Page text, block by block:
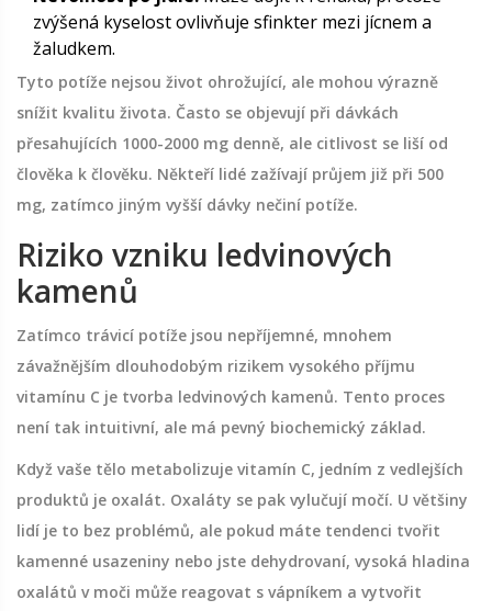
zvýšená kyselost ovlivňuje sfinkter mezi jícnem a
žaludkem.
Tyto potíže nejsou život ohrožující, ale mohou výrazně
snížit kvalitu života. Často se objevují při dávkách
přesahujících 1000-2000 mg denně, ale citlivost se liší od
člověka k člověku. Někteří lidé zažívají průjem již při 500
mg, zatímco jiným vyšší dávky nečiní potíže.
Riziko vzniku ledvinových
kamenů
Zatímco trávicí potíže jsou nepříjemné, mnohem
závažnějším dlouhodobým rizikem vysokého příjmu
vitamínu C je tvorba ledvinových kamenů. Tento proces
není tak intuitivní, ale má pevný biochemický základ.
Když vaše tělo metabolizuje vitamín C, jedním z vedlejších
produktů je oxalát. Oxaláty se pak vylučují močí. U většiny
lidí je to bez problémů, ale pokud máte tendenci tvořit
kamenné usazeniny nebo jste dehydrovaní, vysoká hladina
oxalátů v moči může reagovat s vápníkem a vytvořit